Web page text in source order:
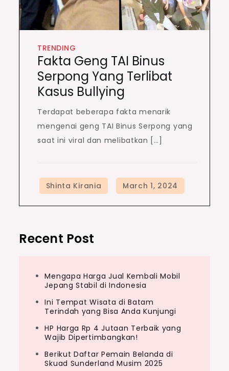
TRENDING
Fakta Geng TAI Binus
Serpong Yang Terlibat
Kasus Bullying
Terdapat beberapa fakta menarik
mengenai geng TAI Binus Serpong yang
saat ini viral dan melibatkan […]
Recent Post
Mengapa Harga Jual Kembali Mobil
Jepang Stabil di Indonesia
Ini Tempat Wisata di Batam
Terindah yang Bisa Anda Kunjungi
HP Harga Rp 4 Jutaan Terbaik yang
Wajib Dipertimbangkan!
Berikut Daftar Pemain Belanda di
Skuad Sunderland Musim 2025